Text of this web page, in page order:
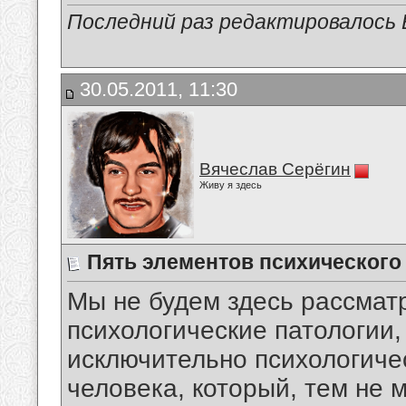
Последний раз
30.05.2011, 11:30
Вячеслав Серёгин
Живу я здесь
Пять элементов
Мы не будем здесь
психологические
исключительно
человека, который, тем не